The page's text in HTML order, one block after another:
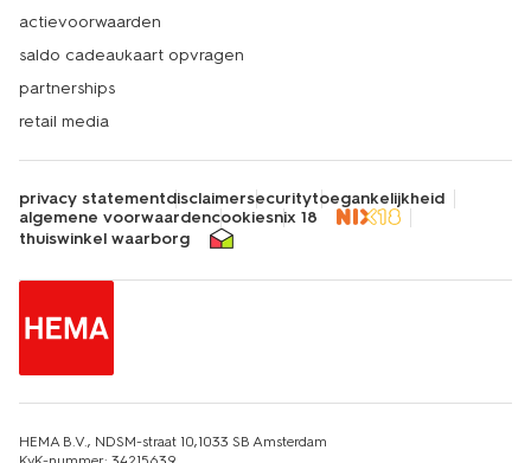
actievoorwaarden
saldo cadeaukaart opvragen
partnerships
retail media
privacy statementdisclaimersecuritytoegankelijkheid
algemene voorwaardencookiesnix 18
thuiswinkel waarborg
HEMA B.V., NDSM-straat 10,1033 SB Amsterdam